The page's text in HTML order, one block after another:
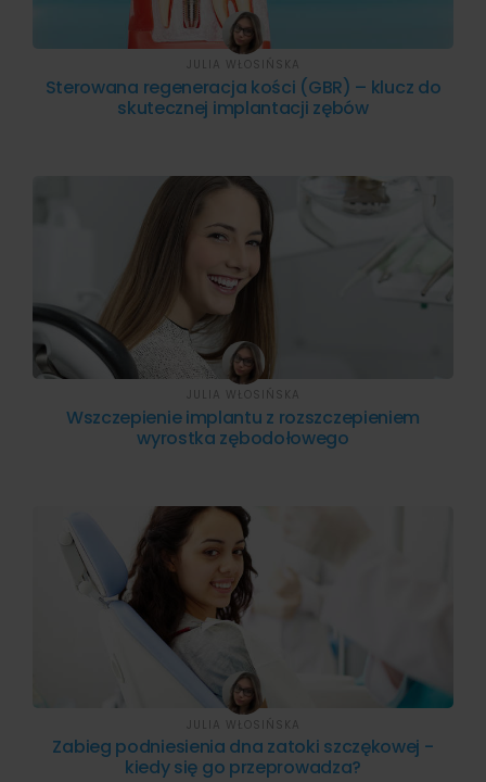
Sterowana regeneracja kości (GBR) – klucz do
skutecznej implantacji zębów
JULIA WŁOSIŃSKA
Wszczepienie implantu z rozszczepieniem
wyrostka zębodołowego
JULIA WŁOSIŃSKA
Zabieg podniesienia dna zatoki szczękowej -
kiedy się go przeprowadza?
JULIA WŁOSIŃSKA